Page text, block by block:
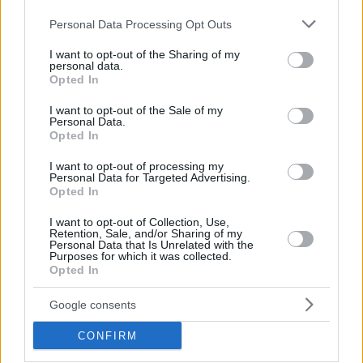
Please note that this website/app uses one or more Google
not limited to your visit or usage behaviour. You may click to
grant or deny consent to Google and its third-party tags to
use your data for below specified purposes in below Google
consent section.
Personal Data Processing Opt Outs
I want to opt-out of the Sharing of my
personal data.
Opted In
I want to opt-out of the Sale of my
Personal Data.
Opted In
I want to opt-out of processing my
Personal Data for Targeted Advertising.
Opted In
I want to opt-out of Collection, Use,
Retention, Sale, and/or Sharing of my
Personal Data that Is Unrelated with the
Purposes for which it was collected.
Opted In
Google consents
CONFIRM
Πέθανε ο ναύαρχος Αντώνης Θεοχάρης
Ήταν κυβερνήτης του αντιτορπιλικού «Κανάρης» και
06.02.2025, 21:30